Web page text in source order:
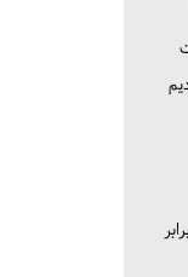
مسجد در ۳ سال، نمازگزاران را ۴ برابر